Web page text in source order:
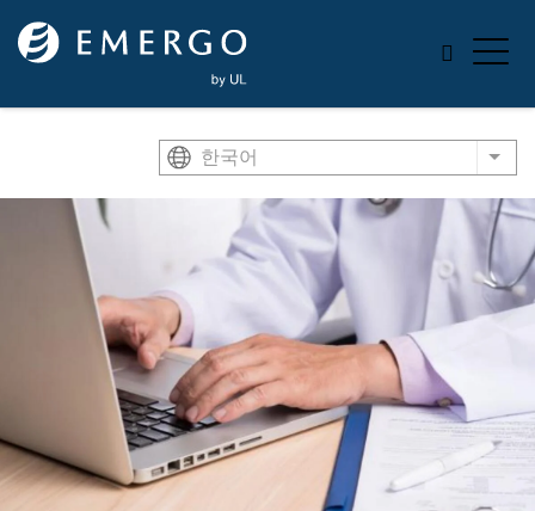
Skip to main content
한국어 List